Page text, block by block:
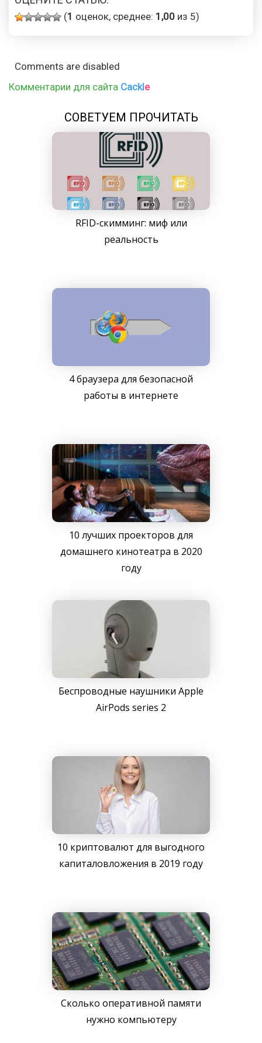
(1 оценок, среднее: 1,00 из 5)
Comments are disabled
Комментарии для сайта Cackle
СОВЕТУЕМ ПРОЧИТАТЬ
RFID-скимминг: миф или
реальность
4 браузера для безопасной
работы в интернете
10 лучших проекторов для
домашнего кинотеатра в 2020
году
Беспроводные наушники Apple
AirPods series 2
10 криптовалют для выгодного
капиталовложения в 2019 году
Сколько оперативной памяти
нужно компьютеру